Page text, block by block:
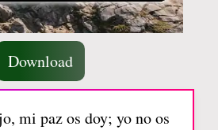
Download
mi paz os doy; yo no os